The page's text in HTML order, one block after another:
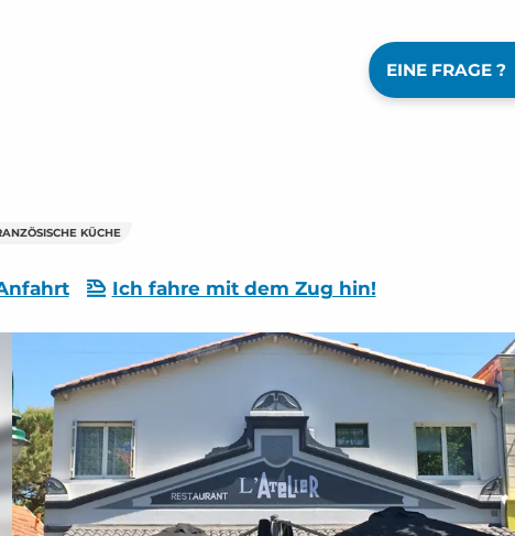
EINE FRAGE ?
KÜCHE
Ich fahre mit dem Zug hin!